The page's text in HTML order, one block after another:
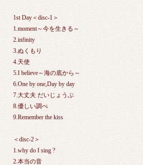
1st Day＜disc-1＞
1.moment～今を生きる～
2.infinity
3.ぬくもり
4.天使
5.I believe～海の底から～
6.One by one,Day by day
7.大丈夫 だいじょうぶ
8.優しい調べ
9.Remember the kiss
＜disc-2＞
1.why do I sing ?
2.本当の音